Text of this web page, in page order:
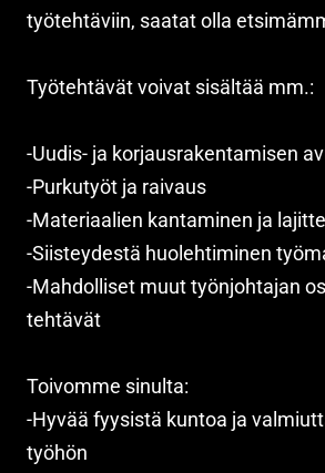
työtehtäviin, saatat olla
Työtehtävät voivat sisältää mm.:
-Uudis- ja korjausrakentamisen
-Purkutyöt ja raivaus
-Materiaalien kantaminen ja
-Siisteydestä huolehtiminen
-Mahdolliset muut työnjohtajan
tehtävät
Toivomme sinulta:
-Hyvää fyysistä kuntoa ja
työhön